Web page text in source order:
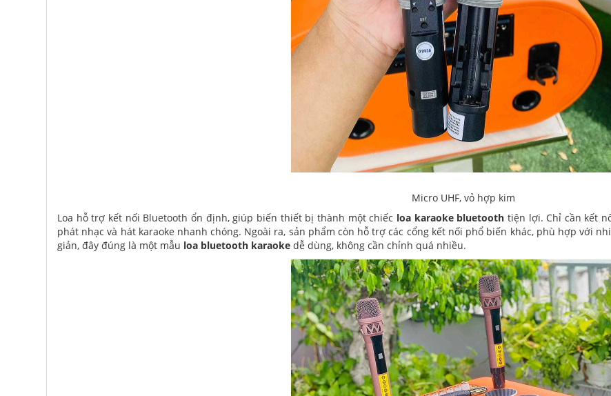
Micro UHF, vỏ hợp kim
Loa hỗ trợ kết nối Bluetooth ổn định, giúp biến thiết bị thành một chiếc loa karaoke bluetooth tiện lợi. Chỉ cần kết
phát nhạc và hát karaoke nhanh chóng. Ngoài ra, sản phẩm còn hỗ trợ các cổng kết nối phổ biến khác, phù hợp với
giản, đây đúng là một mẫu loa bluetooth karaoke dễ dùng, không cần chỉnh quá nhiều.